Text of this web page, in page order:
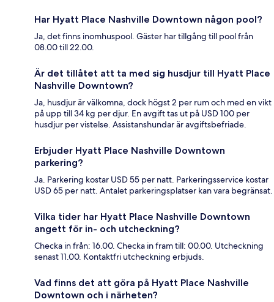
Har Hyatt Place Nashville Downtown någon pool?
Ja, det finns inomhuspool. Gäster har tillgång till pool från
08.00 till 22.00.
Är det tillåtet att ta med sig husdjur till Hyatt Place
Nashville Downtown?
Ja, husdjur är välkomna, dock högst 2 per rum och med en vikt
på upp till 34 kg per djur. En avgift tas ut på USD 100 per
husdjur per vistelse. Assistanshundar är avgiftsbefriade.
Erbjuder Hyatt Place Nashville Downtown
parkering?
Ja. Parkering kostar USD 55 per natt. Parkeringsservice kostar
USD 65 per natt. Antalet parkeringsplatser kan vara begränsat.
Vilka tider har Hyatt Place Nashville Downtown
angett för in- och utcheckning?
Checka in från: 16.00. Checka in fram till: 00.00. Utcheckning
senast 11.00. Kontaktfri utcheckning erbjuds.
Vad finns det att göra på Hyatt Place Nashville
Downtown och i närheten?